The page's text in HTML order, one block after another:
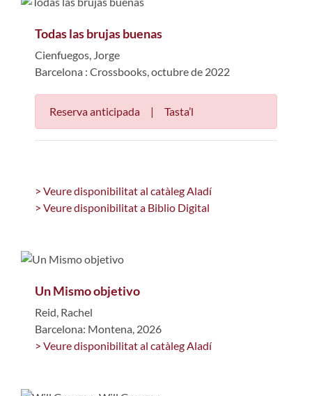
Todas las brujas buenas
Cienfuegos, Jorge
Barcelona : Crossbooks, octubre de 2022
Reserva anticipada | Tasta’l
> Veure disponibilitat al catàleg Aladí
> Veure disponibilitat a Biblio Digital
Un Mismo objetivo
Reid, Rachel
Barcelona: Montena, 2026
> Veure disponibilitat al catàleg Aladí